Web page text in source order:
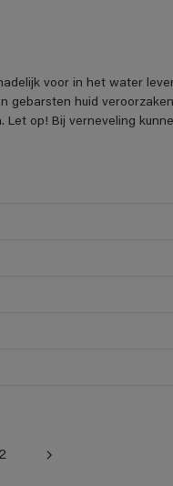
voor in het water
gebarsten huid
op! Bij verneveling
2